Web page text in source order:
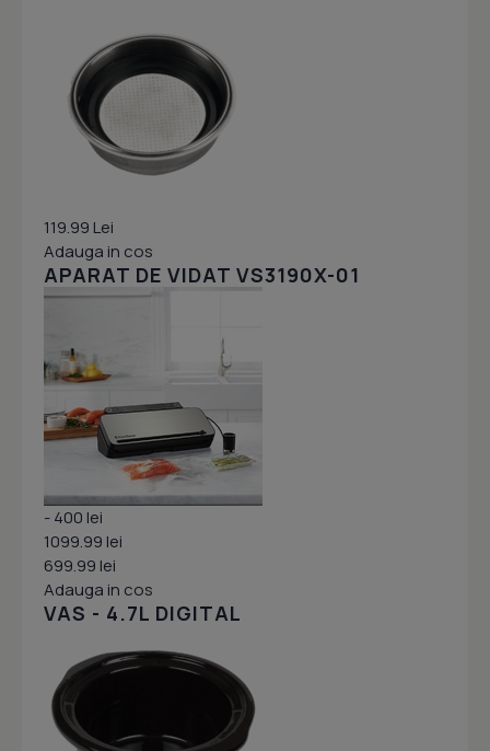
119.99 Lei
Adauga in cos
APARAT DE VIDAT VS3190X-01
- 400 lei
1099.99 lei
699.99 lei
Adauga in cos
VAS - 4.7L DIGITAL